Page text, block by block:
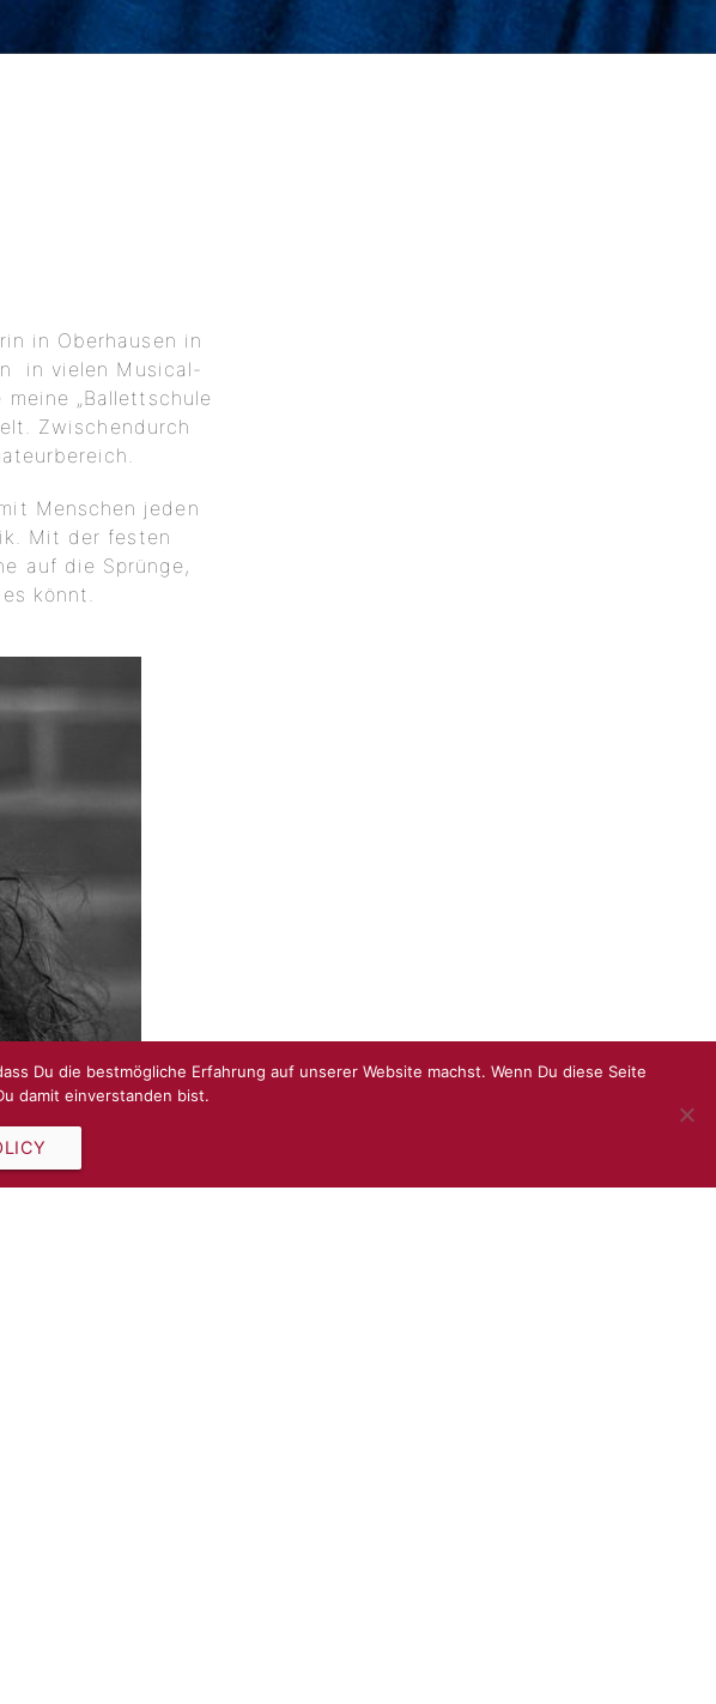
in Oberhausen in
in vielen Musical-
„Ballettschule
Zwischendurch
Menschen jeden
Mit der festen
auf die Sprünge,
könnt.
Du die bestmögliche Erfahrung auf unserer Website machst. Wenn Du diese Seite
damit einverstanden bist.